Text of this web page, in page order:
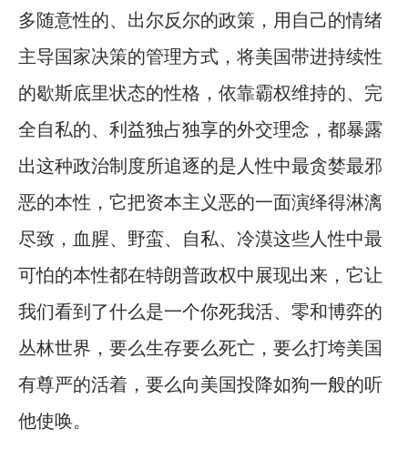
多随意性的、出尔反尔的政策，用自己的情绪
主导国家决策的管理方式，将美国带进持续性
的歇斯底里状态的性格，依靠霸权维持的、完
全自私的、利益独占独享的外交理念，都暴露
出这种政治制度所追逐的是人性中最贪婪最邪
恶的本性，它把资本主义恶的一面演绎得淋漓
尽致，血腥、野蛮、自私、冷漠这些人性中最
可怕的本性都在特朗普政权中展现出来，它让
我们看到了什么是一个你死我活、零和博弈的
丛林世界，要么生存要么死亡，要么打垮美国
有尊严的活着，要么向美国投降如狗一般的听
他使唤。